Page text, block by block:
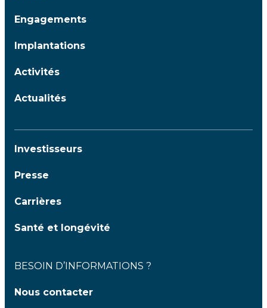
Engagements
Implantations
Activités
Actualités
Investisseurs
Presse
Carrières
Santé et longévité
BESOIN D’INFORMATIONS ?
Nous contacter